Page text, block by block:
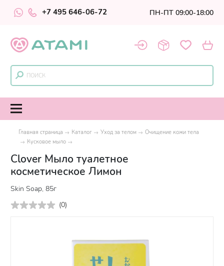
+7 495 646-06-72 ПН-ПТ 09:00-18:00
Главная страница Каталог Уход за телом
Очищение кожи тела
Кусковое мыло
Clover Мыло туалетное
косметическое Лимон
Skin Soap, 85г
(0)